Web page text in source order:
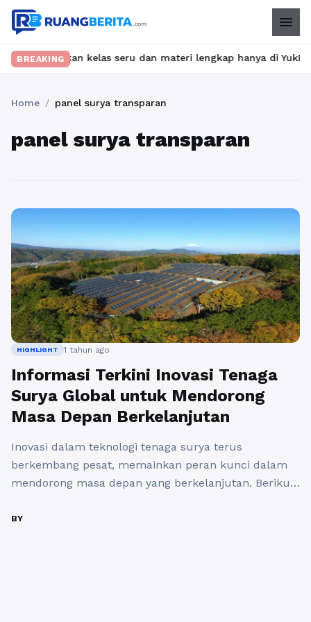
menu
BREAKINGkelas seru dan materi lengkap hanya di
Home / panel surya transparan
panel surya transparan
HIGHLIGHT 1 tahun ago
Informasi Terkini Inovasi Tenaga
Surya Global untuk Mendorong
Masa Depan Berkelanjutan
Inovasi dalam teknologi tenaga surya terus
berkembang pesat, memainkan peran kunci dalam
mendorong masa depan yang berkelanjutan. Berikut
Codegreensolar.com yang patut diperhatikan: 1.
BY